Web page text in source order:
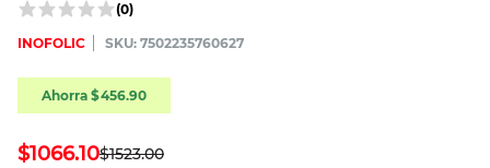
(0)
INOFOLIC :7502235760627
Ahorra$456.90
$1523.00
$1066.10